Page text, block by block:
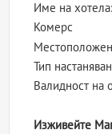
Име на
Комерс
Тип
Валидност на
Изживейте